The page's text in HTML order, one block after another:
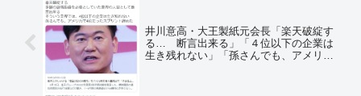
井川意高・大王製紙元会長「楽天破綻す
る… 断言出来る」「４位以下の企業は
生き残れない」「孫さんでも、アメリカ